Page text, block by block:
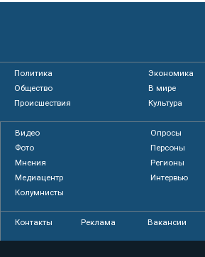
Политика
Экономика
Общество
В мире
Происшествия
Культура
Видео
Опросы
Фото
Персоны
Мнения
Регионы
Медиацентр
Интервью
Колумнисты
Контакты Реклама Вакансии